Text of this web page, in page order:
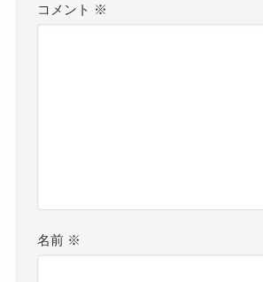
コメント ※
名前 ※